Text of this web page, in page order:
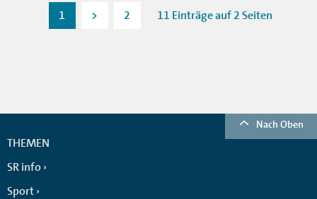
1 > 2 11 Einträge auf 2 Seiten
Nach Oben
THEMEN
SR info
Sport